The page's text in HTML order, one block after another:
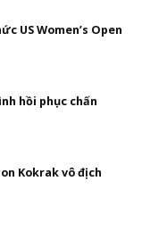
US Women’s Open
hồi phục chấn
Kokrak vô địch